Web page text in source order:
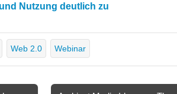
Nutzung deutlich zu
Web 2.0 Webinar